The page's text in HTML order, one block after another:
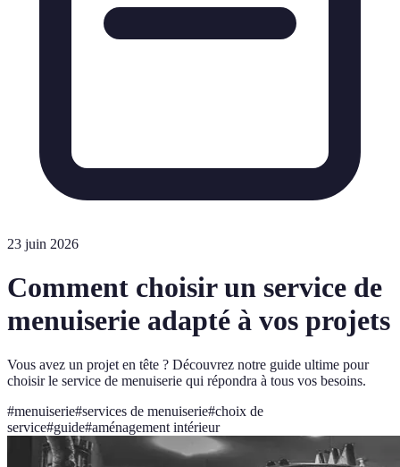
23 juin 2026
Comment choisir un service de
menuiserie adapté à vos projets
Vous avez un projet en tête ? Découvrez notre guide ultime pour
choisir le service de menuiserie qui répondra à tous vos besoins.
#menuiserie#services de menuiserie#choix de
service#guide#aménagement intérieur